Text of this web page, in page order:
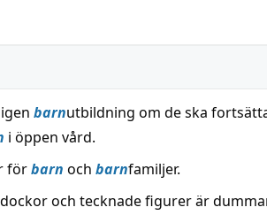
barnutbildning om de ska
i öppen vård.
förbarn och barnfamiljer.
och tecknade figurer är